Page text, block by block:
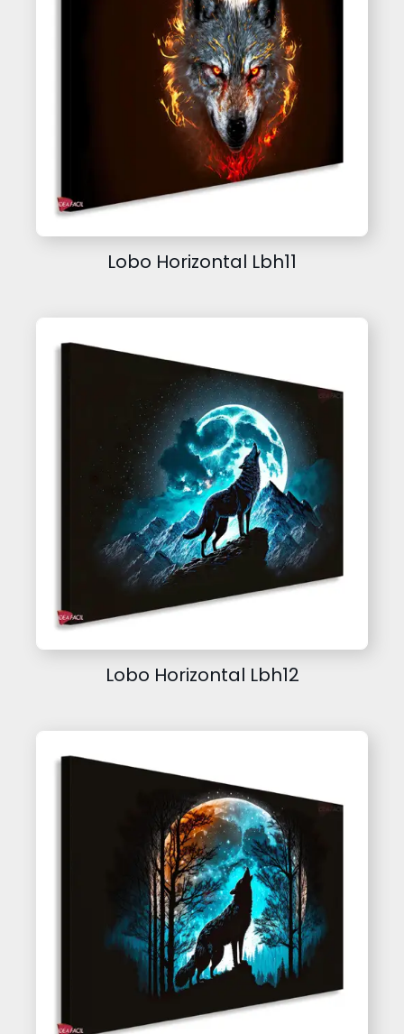
Lobo Horizontal Lbh11
Lobo Horizontal Lbh12